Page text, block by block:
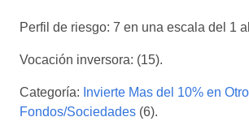
Perfil de riesgo: 7 en una escala del 1
Vocación inversora: (15).
Categoría: Invierte Mas del 10% en
Fondos/Sociedades (6).